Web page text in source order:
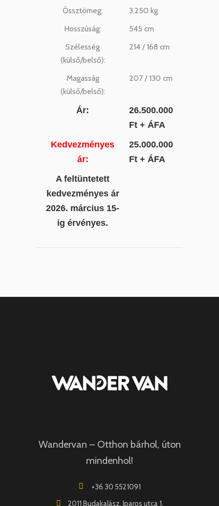
Össztömeg:
3.250 kg
Hosszúság:
545 cm
Szélesség
(külső/belső):
214 / 168 cm
Magasság
(külső/belső):
207 / 130 cm
Ár:
26.500.000
Ft + ÁFA
Kedvezményes
ár:
25.000.000
Ft + ÁFA
A feltüntetett
kedvezményes ár
2026. március 15-
ig érvényes.
Wandervan – Otthon bárhol, úton
mindenhol!
+36 30 5521091
2011 Budakalász, Iparos utca 1.